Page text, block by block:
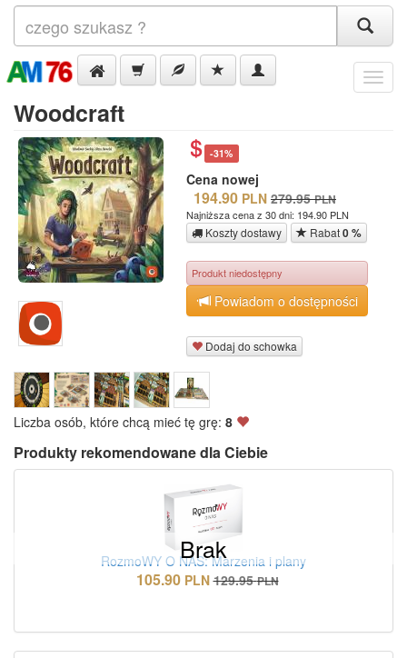
Menu
Woodcraft
-31%
Cena nowej
194.90 PLN 279.95 PLN
Najniższa cena z 30 dni: 194.90 PLN
Koszty dostawy Rabat0 %
Produkt niedostępny
Powiadom o dostępności
Dodaj do schowka
Liczba osób, które chcą mieć tę grę: 8
Produkty rekomendowane dla Ciebie
Brak
RozmoWY O NAS: Marzenia i plany
105.90 PLN 129.95 PLN